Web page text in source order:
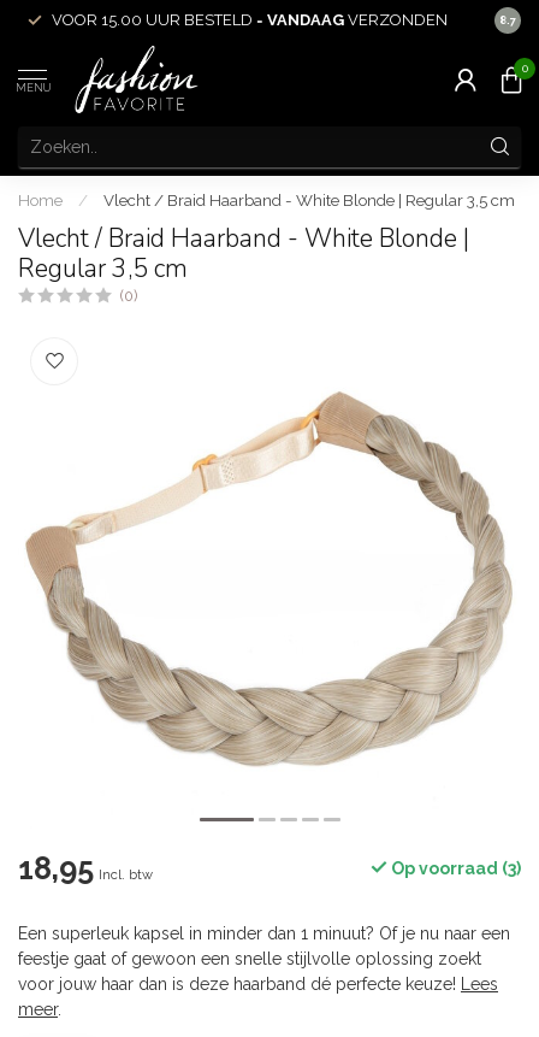
VOOR 15.00 UUR BESTELD = VANDAAG VERZONDEN 8.7
MENU
0
Home / Vlecht / Braid Haarband - White Blonde | Regular 3,5 cm
Vlecht / Braid Haarband - White Blonde |
Regular 3,5 cm
(0)
18,95 Incl. btw Op voorraad (3)
Een superleuk kapsel in minder dan 1 minuut? Of je nu naar een
feestje gaat of gewoon een snelle stijlvolle oplossing zoekt
voor jouw haar dan is deze haarband dé perfecte keuze!
Lees
meer.